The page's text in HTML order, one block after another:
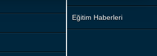
Eğitim Haberleri